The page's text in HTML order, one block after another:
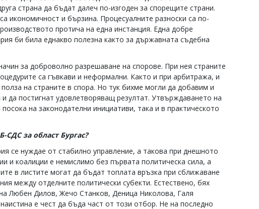
страна да бъдат далеч по-изгоден за спорещите страни.
икономичност и бързина. Процесуалните разноски са по-
протича на една инстанция. Една добре
би била еднакво полезна както за държавната съдебна
за доброволно разрешаване на спорове. При нея страните
са гъвкави и неформални. Както и при арбитража, и
на страните в спора. Но тук бихме могли да добавим и
да постигнат удовлетворяващ резултат. Утвърждаването на
на законодателни инициативи, така и в практическото
СДС за област Бургас?
се нуждае от стабилно управление, а такова при днешното
и коалиции е немислимо без първата политическа сила, а
в листите могат да бъдат топлата връзка при сближаване
между отделните политически субекти. Естествено, бях
Любен Дилов, Жечо Станков, Деница Николова, Галя
е чест да бъда част от този отбор. Не на последно